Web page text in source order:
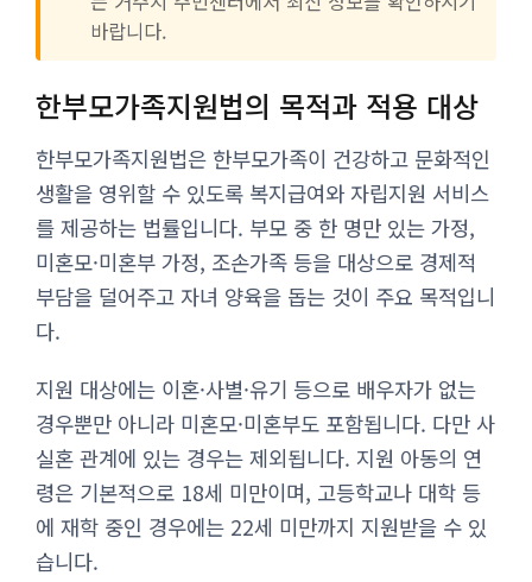
바랍니다.
한부모가족지원법의 목적과 적용 대상
한부모가족지원법은 한부모가족이 건강하고 문화적인
생활을 영위할 수 있도록 복지급여와 자립지원 서비스
를 제공하는 법률입니다. 부모 중 한 명만 있는 가정,
미혼모·미혼부 가정, 조손가족 등을 대상으로 경제적
부담을 덜어주고 자녀 양육을 돕는 것이 주요 목적입니
다.
지원 대상에는 이혼·사별·유기 등으로 배우자가 없는
경우뿐만 아니라 미혼모·미혼부도 포함됩니다. 다만 사
실혼 관계에 있는 경우는 제외됩니다. 지원 아동의 연
령은 기본적으로 18세 미만이며, 고등학교나 대학 등
에 재학 중인 경우에는 22세 미만까지 지원받을 수 있
습니다.